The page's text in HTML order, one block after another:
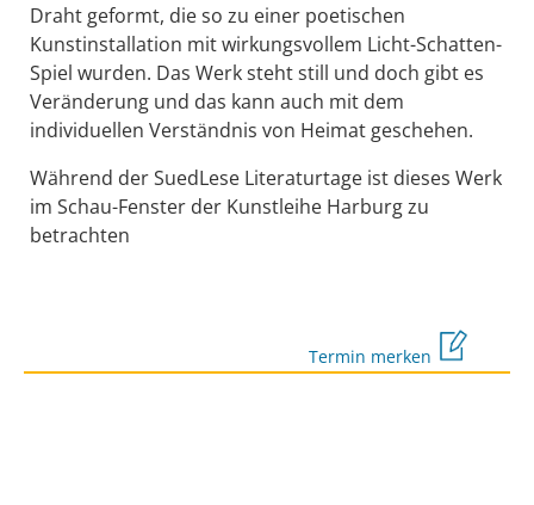
Draht geformt, die so zu einer poetischen
Kunstinstallation mit wirkungsvollem Licht-Schatten-
Spiel wurden. Das Werk steht still und doch gibt es
Veränderung und das kann auch mit dem
individuellen Verständnis von Heimat geschehen.
Während der SuedLese Literaturtage ist dieses Werk
im Schau-Fenster der Kunstleihe Harburg zu
betrachten
Termin merken